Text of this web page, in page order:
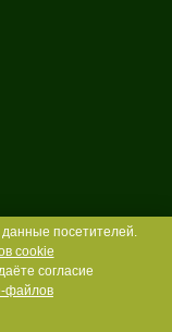
посетителей.
cookie
согласие
файлов